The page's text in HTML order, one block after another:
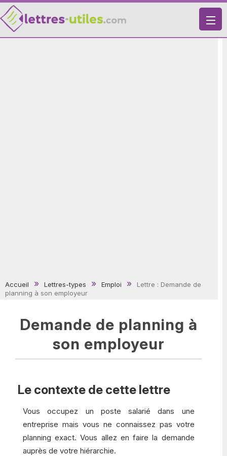
X
Accueil Lettres-types Emploi
Lettre : Demande de
planning à son employeur
Demande de planning à
son employeur
Le contexte de cette lettre
Vous occupez un poste salarié dans une
entreprise mais vous ne connaissez pas votre
planning exact. Vous allez en faire la demande
auprès de votre hiérarchie.